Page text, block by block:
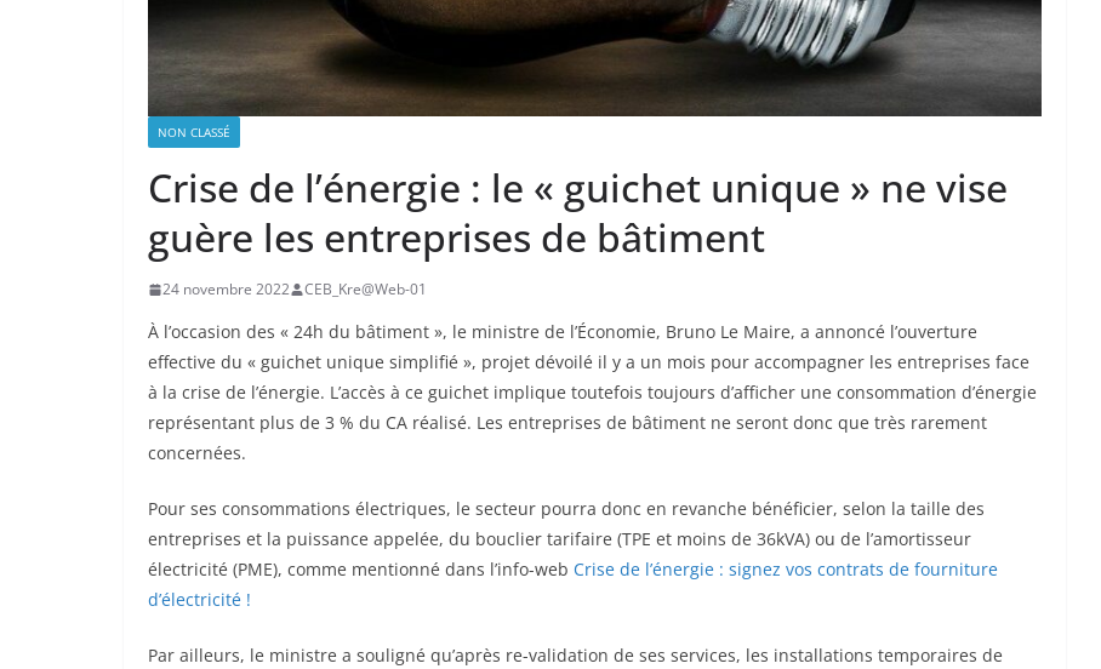
NON CLASSÉ
Crise de l’énergie : le « guichet unique » ne vise
guère les entreprises de bâtiment
24 novembre 2022 CEB_Kre@Web-01
À l’occasion des « 24h du bâtiment », le ministre de l’Économie, Bruno Le Maire, a annoncé l’ouverture
effective du « guichet unique simplifié », projet dévoilé il y a un mois pour accompagner les entreprises face
à la crise de l’énergie. L’accès à ce guichet implique toutefois toujours d’afficher une consommation d’énergie
représentant plus de 3 % du CA réalisé. Les entreprises de bâtiment ne seront donc que très rarement
concernées.
Pour ses consommations électriques, le secteur pourra donc en revanche bénéficier, selon la taille des
entreprises et la puissance appelée, du bouclier tarifaire (TPE et moins de 36kVA) ou de l’amortisseur
électricité (PME), comme mentionné dans l’info-web Crise de l’énergie : signez vos contrats de fourniture
d’électricité !
Par ailleurs, le ministre a souligné qu’après re-validation de ses services, les installations temporaires de